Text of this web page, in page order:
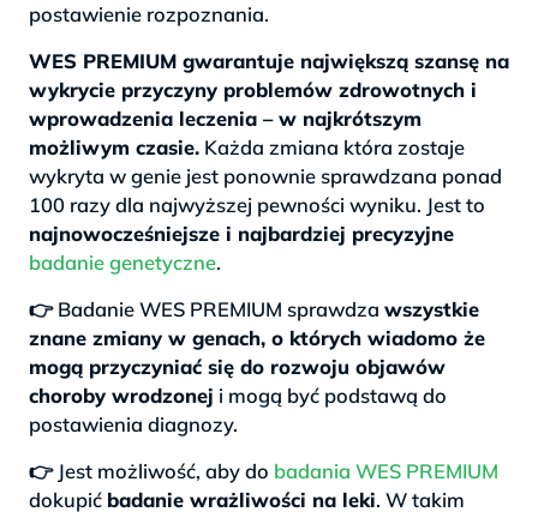
postawienie rozpoznania.
WES PREMIUM gwarantuje największą szansę na
wykrycie przyczyny problemów zdrowotnych i
wprowadzenia leczenia – w najkrótszym
możliwym czasie. Każda zmiana która zostaje
wykryta w genie jest ponownie sprawdzana ponad
100 razy dla najwyższej pewności wyniku. Jest to
najnowocześniejsze i najbardziej precyzyjne
badanie genetyczne.
👉 Badanie WES PREMIUM sprawdza wszystkie
znane zmiany w genach, o których wiadomo że
mogą przyczyniać się do rozwoju objawów
choroby wrodzonej i mogą być podstawą do
postawienia diagnozy.
👉 Jest możliwość, aby do badania WES PREMIUM
dokupić badanie wrażliwości na leki. W takim